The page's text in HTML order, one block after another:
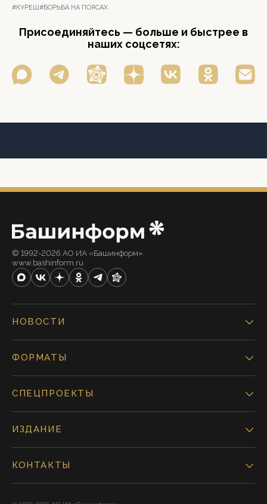
#КУРЕШ#БОРЬБА НА ПОЯСАХ
Присоединяйтесь — больше и быстрее в
наших соцсетях:
© 1992-2026 АО ИА «Башинформ».
www.bashinform.ru
НОВОСТИ
ФОРМАТЫ
СПЕЦПРОЕКТЫ
ИЗДАНИЕ
КОНТАКТЫ